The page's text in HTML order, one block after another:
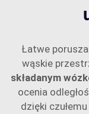
Łatwe
wąskie
składanym
ocenia
dzięki